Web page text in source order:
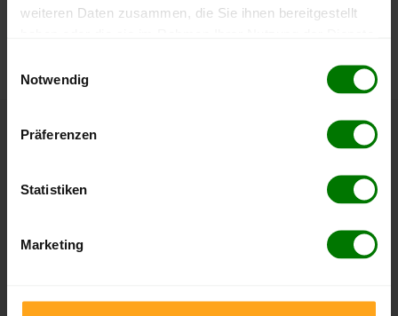
weiteren Daten zusammen, die Sie ihnen bereitgestellt
Notwendig
Präferenzen
Statistiken
Marketing
Die aktuelle Preisentwicklung für Holzpellets in Deutschland
Höchst- und Tiefststände der
Pelletspreise in Mühlenbach
Pelletspreise für lose Holzpellets und Holzpellets
. Das dazugehörige Datum zeigt,
erreicht wurde.